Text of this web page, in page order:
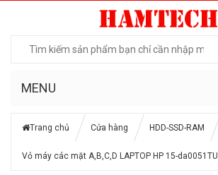
MENU
Trang chủ Cửa hàng HDD-SSD-RAM
Vỏ máy các mặt A,B,C,D LAPTOP HP 15-da0051TU